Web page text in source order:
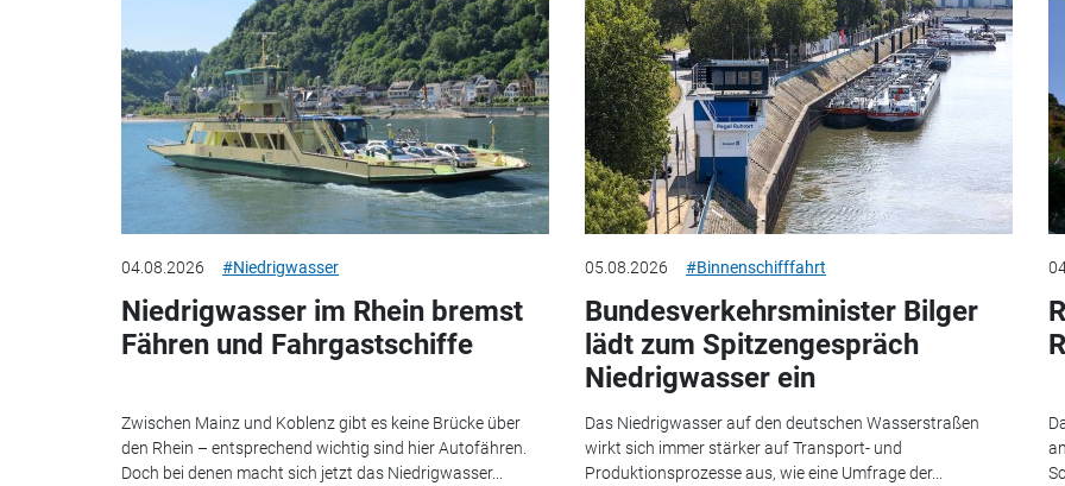
04.08.2026 #Niedrigwasser
Niedrigwasser im Rhein bremst
Fähren und Fahrgastschiffe
Zwischen Mainz und Koblenz gibt es keine Brücke über
den Rhein – entsprechend wichtig sind hier Autofähren.
Doch bei denen macht sich jetzt das Niedrigwasser...
05.08.2026 #Binnenschifffahrt
Bundesverkehrsminister Bilger
lädt zum Spitzengespräch
Niedrigwasser ein
Das Niedrigwasser auf den deutschen Wasserstraßen
wirkt sich immer stärker auf Transport- und
Produktionsprozesse aus, wie eine Umfrage der...